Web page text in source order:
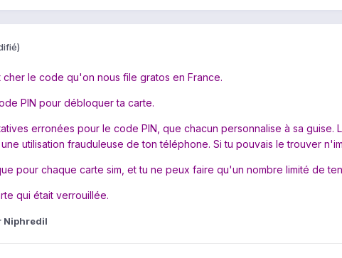
le code qu'on nous file gratos en France.
PIN pour débloquer ta carte.
erronées pour le code PIN, que chacun personnalise à sa
utilisation frauduleuse de ton téléphone. Si tu pouvais le trouver
pour chaque carte sim, et tu ne peux faire qu'un nombre limité de
qui était verrouillée.
Niphredil